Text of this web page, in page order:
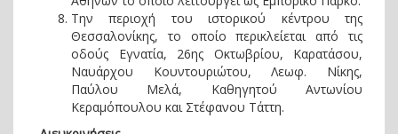
Την περιοχή του ιστορικού κέντρου της
Θεσσαλονίκης, το οποίο περικλείεται από τις
οδούς Εγνατία, 26ης Οκτωβρίου, Καρατάσου,
Ναυάρχου Κουντουριώτου, Λεωφ. Νίκης,
Παύλου Μελά, Καθηγητού Αντωνίου
Κεραμόπουλου και Στέφανου Τάττη.